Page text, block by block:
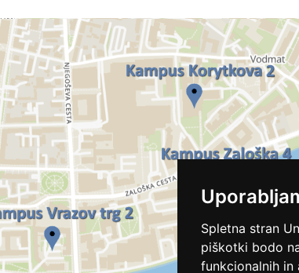
Spletna stran
piškotki bodo
funkcionalnih in